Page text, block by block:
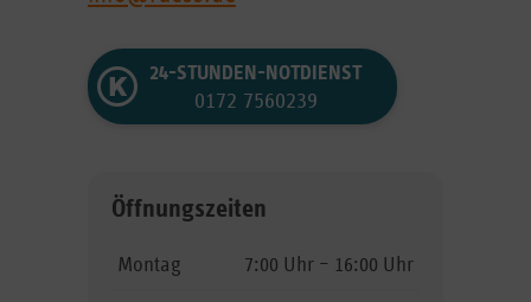
24-STUNDEN-NOTDIENST
0172 7560239
Öffnungszeiten
Montag 7:00 Uhr – 16:00 Uhr